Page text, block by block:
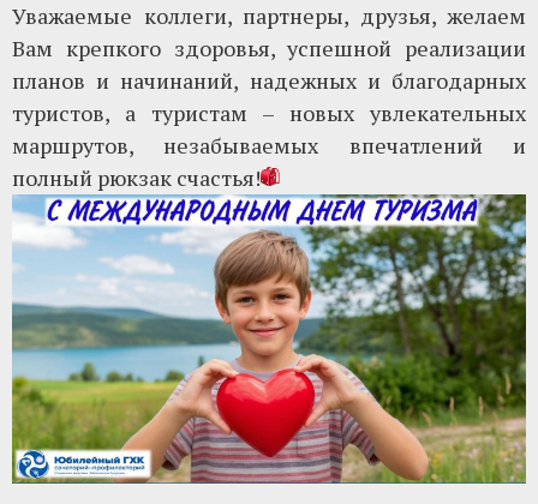
Уважаемые коллеги, партнеры, друзья, желаем
Вам крепкого здоровья, успешной реализации
планов и начинаний, надежных и благодарных
туристов, а туристам – новых увлекательных
маршрутов, незабываемых впечатлений и
полный рюкзак счастья!